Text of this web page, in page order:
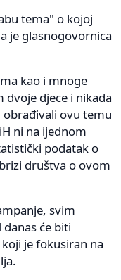
tema" o kojoj
je glasnogovornica
kao i mnoge
djece i nikada
obrađivali ovu temu
ni na ijednom
podatak o
društva o ovom
svim
će biti
je fokusiran na